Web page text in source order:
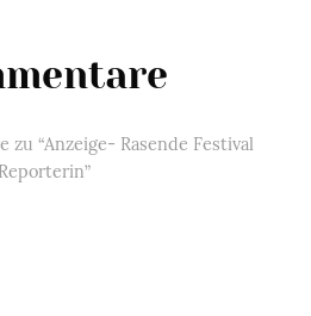
zu “Anzeige- Rasende Festival
Reporterin”